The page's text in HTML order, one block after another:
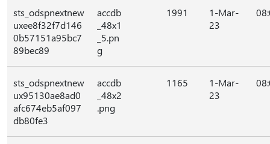
sts_odspnextnew
uxee8f32f7d146
0b57151a95bc7
89bec89
accdb
_48x1
_5.pn
g
1991
1-Mar-
23
sts_odspnextnew
ux95130ae8ad0
afc674eb5af097
db80fe3
accdb
_48x2
.png
1165
1-Mar-
23